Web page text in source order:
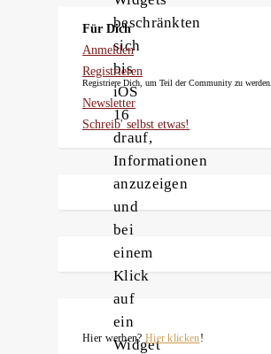
beschränkten
sich
bis
iOS
16
drauf,
Informationen
anzuzeigen
und
bei
einem
Klick
auf
ein
Widget
Für Dich
Anmelden
Registrieren
Registriere Dich, um Teil der Community zu werden.
Newsletter
Schreib' selbst etwas!
Hier werben? Hier klicken!